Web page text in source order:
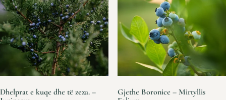
Dhelprat e kuqe dhe të zeza. –
Gjethe Boronice – Mirtyllis